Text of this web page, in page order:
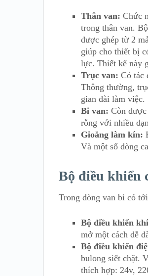
Thân van: Chức
trong thân van.
được ghép từ 2
giúp cho thiết bị
lực. Thiết kế này
Trục van: Có tác
Thông thường,
gian dài làm việc.
Bi van: Còn
rỗng với nhiều
Gioăng làm kín:
Và một số dòng
Bộ điều khiển
Trong dòng van bi có
Bộ điều khiển
mở một cách dễ
Bộ điều khiển
bulong siết chặt.
thích hợp: 24v,